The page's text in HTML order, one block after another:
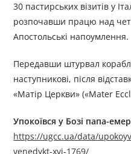
30 пастирських візитів у
розпочавши працю над
Апостольські напоумлення.
Передавши штурвал
наступникові, після
«Матір Церкви» («Mater
Упокоївся у Бозі папа-
https://ugcc.ua/data/
venedykt-xvi-1769/